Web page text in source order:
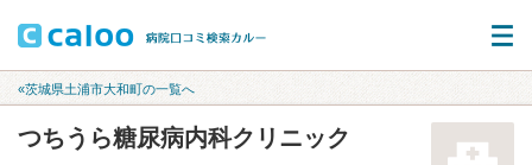
«茨城県土浦市大和町の一覧へ
つちうら糖尿病内科クリニック